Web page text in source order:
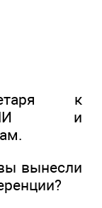
к
СМИ и
вынесли